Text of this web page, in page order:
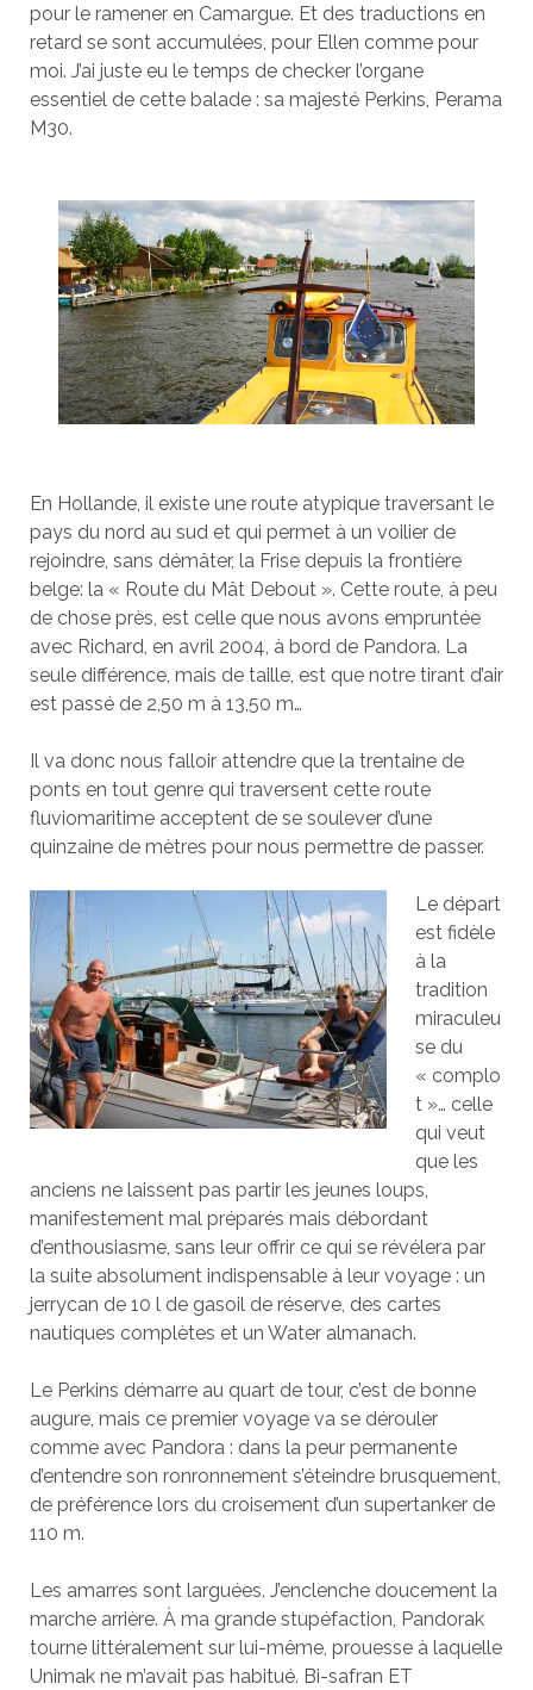
pour le ramener en Camargue. Et des traductions en
retard se sont accumulées, pour Ellen comme pour
moi. J’ai juste eu le temps de checker l’organe
essentiel de cette balade : sa majesté Perkins, Perama
M30.
En Hollande, il existe une route atypique traversant le
pays du nord au sud et qui permet à un voilier de
rejoindre, sans démâter, la Frise depuis la frontière
belge: la « Route du Mât Debout ». Cette route, à peu
de chose près, est celle que nous avons empruntée
avec Richard, en avril 2004, à bord de Pandora. La
seule différence, mais de taille, est que notre tirant d’air
est passé de 2,50 m à 13,50 m…
Il va donc nous falloir attendre que la trentaine de
ponts en tout genre qui traversent cette route
fluviomaritime acceptent de se soulever d’une
quinzaine de mètres pour nous permettre de passer.
Le départ
est fidèle
à la
tradition
miraculeu
se du
« complo
t »… celle
qui veut
que les
anciens ne laissent pas partir les jeunes loups,
manifestement mal préparés mais débordant
d’enthousiasme, sans leur offrir ce qui se révélera par
la suite absolument indispensable à leur voyage : un
jerrycan de 10 l de gasoil de réserve, des cartes
nautiques complètes et un Water almanach.
Le Perkins démarre au quart de tour, c’est de bonne
augure, mais ce premier voyage va se dérouler
comme avec Pandora : dans la peur permanente
d’entendre son ronronnement s’éteindre brusquement,
de préférence lors du croisement d’un supertanker de
110 m.
Les amarres sont larguées. J’enclenche doucement la
marche arrière. À ma grande stupéfaction, Pandorak
tourne littéralement sur lui-même, prouesse à laquelle
Unimak ne m’avait pas habitué. Bi-safran ET